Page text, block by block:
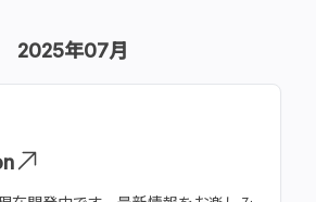
2025年07月